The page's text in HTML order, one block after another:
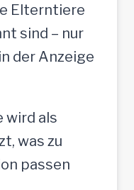
Elterntiere
sind – nur
der Anzeige
wird als
was zu
passen